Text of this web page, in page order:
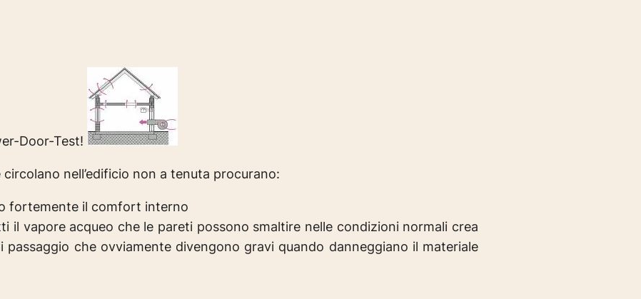
Door-Test!
nell’edificio non a tenuta procurano:
fortemente il comfort interno
il vapore acqueo che le pareti possono smaltire nelle condizioni normali crea
che ovviamente divengono gravi quando danneggiano il materiale